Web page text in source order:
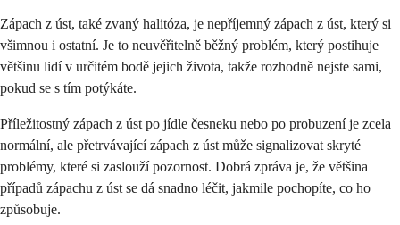
Zápach z úst, také zvaný halitóza, je nepříjemný zápach z úst, který si
všimnou i ostatní. Je to neuvěřitelně běžný problém, který postihuje
většinu lidí v určitém bodě jejich života, takže rozhodně nejste sami,
pokud se s tím potýkáte.
Příležitostný zápach z úst po jídle česneku nebo po probuzení je zcela
normální, ale přetrvávající zápach z úst může signalizovat skryté
problémy, které si zaslouží pozornost. Dobrá zpráva je, že většina
případů zápachu z úst se dá snadno léčit, jakmile pochopíte, co ho
způsobuje.